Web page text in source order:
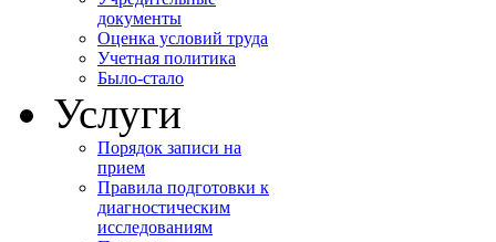
документы
Оценка условий труда
Учетная политика
Было-стало
Услуги
Порядок записи на
прием
Правила подготовки к
диагностическим
исследованиям